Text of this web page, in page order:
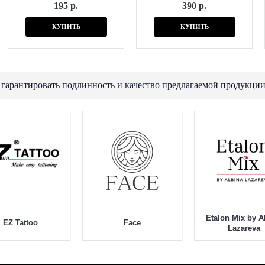
195 р.
КУПИТЬ
390 р.
КУПИТЬ
подлинность и качество предлагаемой
EZ Tattoo Face
Etalon Mix by
Lazareva